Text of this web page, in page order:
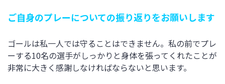
ご自身のプレーについての振り返りをお願いします
ゴールは私一人では守ることはできません。私の前でプレ
ーする10名の選手がしっかりと身体を張ってくれたことが
非常に大きく感謝しなければならないと思います。